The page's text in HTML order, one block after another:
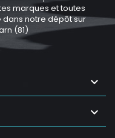
marques et toutes
dans notre dépôt sur
(81)

